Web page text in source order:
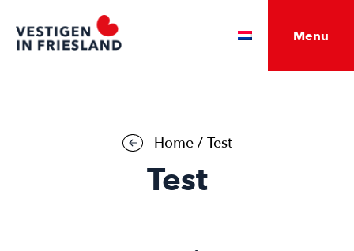
Menu
Home/ Test
Test